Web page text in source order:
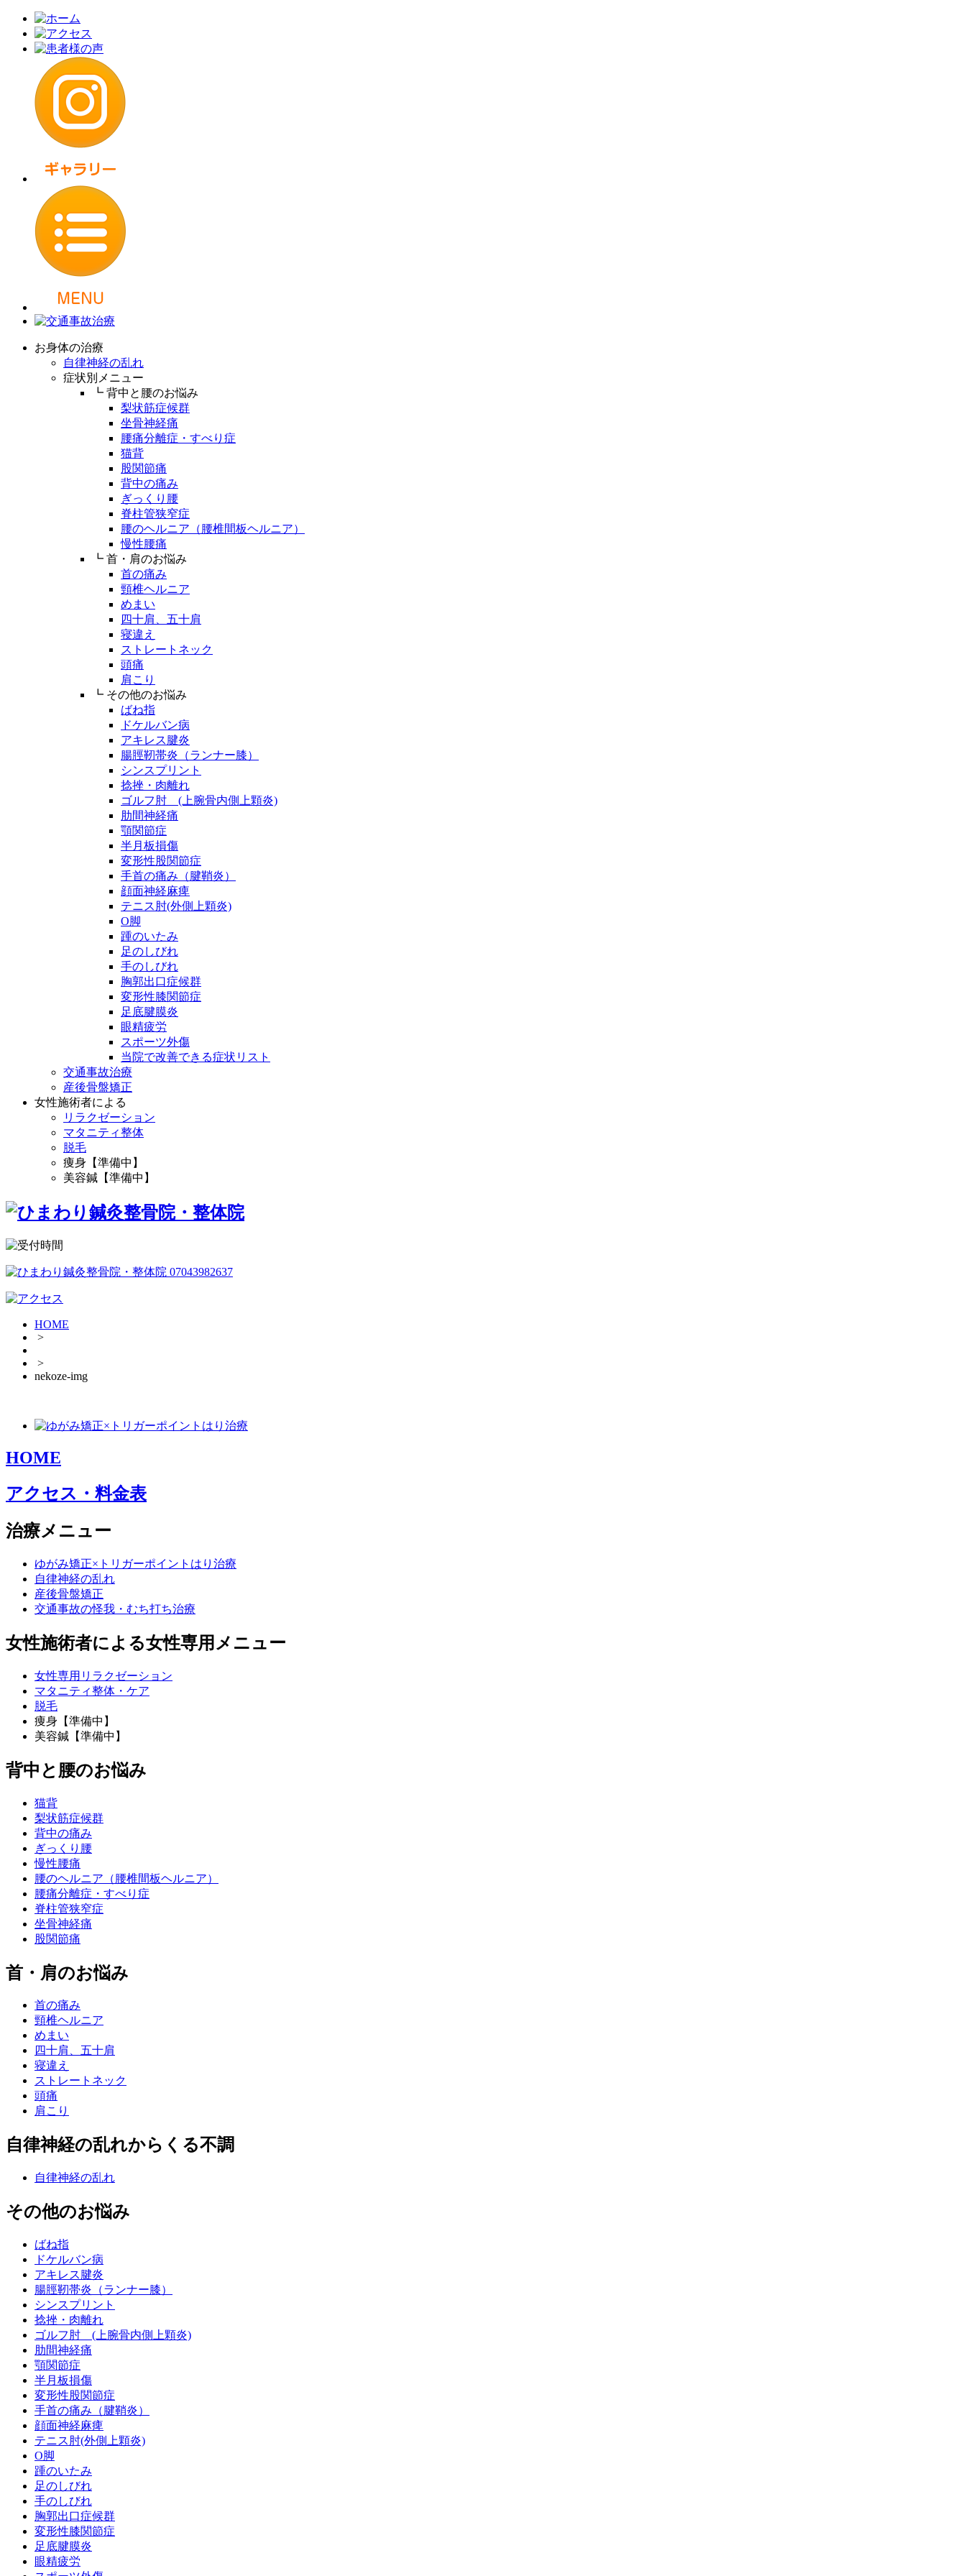
お身体の治療
自律神経の乱れ
症状別メニュー
┗ 背中と腰のお悩み
梨状筋症候群
坐骨神経痛
腰痛分離症・すべり症
猫背
股関節痛
背中の痛み
ぎっくり腰
脊柱管狭窄症
腰のヘルニア（腰椎間板ヘルニア）
慢性腰痛
┗ 首・肩のお悩み
首の痛み
頸椎ヘルニア
めまい
四十肩、五十肩
寝違え
ストレートネック
頭痛
肩こり
┗ その他のお悩み
ばね指
ドケルバン病
アキレス腱炎
腸脛靭帯炎（ランナー膝）
シンスプリント
捻挫・肉離れ
ゴルフ肘 (上腕骨内側上顆炎)
肋間神経痛
顎関節症
半月板損傷
変形性股関節症
手首の痛み（腱鞘炎）
顔面神経麻痺
テニス肘(外側上顆炎)
O脚
踵のいたみ
足のしびれ
手のしびれ
胸郭出口症候群
変形性膝関節症
足底腱膜炎
眼精疲労
スポーツ外傷
当院で改善できる症状リスト
交通事故治療
産後骨盤矯正
女性施術者による
リラクゼーション
マタニティ整体
脱毛
痩身【準備中】
美容鍼【準備中】
HOME
>
>
nekoze-img
HOME
アクセス・料金表
治療メニュー
ゆがみ矯正×トリガーポイントはり治療
自律神経の乱れ
産後骨盤矯正
交通事故の怪我・むち打ち治療
女性施術者による女性専用メニュー
女性専用リラクゼーション
マタニティ整体・ケア
脱毛
痩身【準備中】
美容鍼【準備中】
背中と腰のお悩み
猫背
梨状筋症候群
背中の痛み
ぎっくり腰
慢性腰痛
腰のヘルニア（腰椎間板ヘルニア）
腰痛分離症・すべり症
脊柱管狭窄症
坐骨神経痛
股関節痛
首・肩のお悩み
首の痛み
頸椎ヘルニア
めまい
四十肩、五十肩
寝違え
ストレートネック
頭痛
肩こり
自律神経の乱れからくる不調
自律神経の乱れ
その他のお悩み
ばね指
ドケルバン病
アキレス腱炎
腸脛靭帯炎（ランナー膝）
シンスプリント
捻挫・肉離れ
ゴルフ肘 (上腕骨内側上顆炎)
肋間神経痛
顎関節症
半月板損傷
変形性股関節症
手首の痛み（腱鞘炎）
顔面神経麻痺
テニス肘(外側上顆炎)
O脚
踵のいたみ
足のしびれ
手のしびれ
胸郭出口症候群
変形性膝関節症
足底腱膜炎
眼精疲労